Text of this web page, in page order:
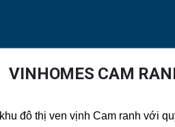
VINHOMES CAM
đô thị ven vịnh Cam ranh với